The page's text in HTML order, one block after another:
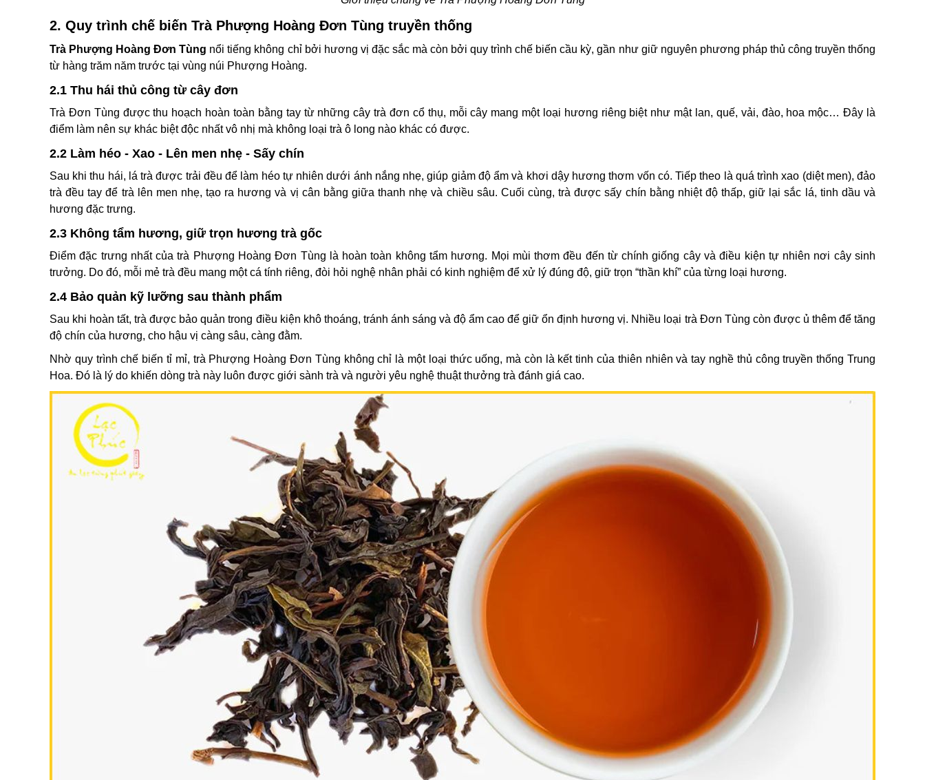
2. Quy trình chế biến Trà Phượng Hoàng Đơn Tùng truyền thống
Trà Phượng Hoàng Đơn Tùng nổi tiếng không chỉ bởi hương vị đặc sắc mà còn bởi quy trình chế biến cầu kỳ, gần như giữ nguyên phương pháp thủ công truyền thống
từ hàng trăm năm trước tại vùng núi Phượng Hoàng.
2.1 Thu hái thủ công từ cây đơn
Trà Đơn Tùng được thu hoạch hoàn toàn bằng tay từ những cây trà đơn cổ thụ, mỗi cây mang một loại hương riêng biệt như mật lan, quế, vải, đào, hoa mộc… Đây là
điểm làm nên sự khác biệt độc nhất vô nhị mà không loại trà ô long nào khác có được.
2.2 Làm héo - Xao - Lên men nhẹ - Sấy chín
Sau khi thu hái, lá trà được trải đều để làm héo tự nhiên dưới ánh nắng nhẹ, giúp giảm độ ẩm và khơi dậy hương thơm vốn có. Tiếp theo là quá trình xao (diệt men), đảo
trà đều tay để trà lên men nhẹ, tạo ra hương và vị cân bằng giữa thanh nhẹ và chiều sâu. Cuối cùng, trà được sấy chín bằng nhiệt độ thấp, giữ lại sắc lá, tinh dầu và
hương đặc trưng.
2.3 Không tẩm hương, giữ trọn hương trà gốc
Điểm đặc trưng nhất của trà Phượng Hoàng Đơn Tùng là hoàn toàn không tẩm hương. Mọi mùi thơm đều đến từ chính giống cây và điều kiện tự nhiên nơi cây sinh
trưởng. Do đó, mỗi mẻ trà đều mang một cá tính riêng, đòi hỏi nghệ nhân phải có kinh nghiệm để xử lý đúng độ, giữ trọn “thần khí” của từng loại hương.
2.4 Bảo quản kỹ lưỡng sau thành phẩm
Sau khi hoàn tất, trà được bảo quản trong điều kiện khô thoáng, tránh ánh sáng và độ ẩm cao để giữ ổn định hương vị. Nhiều loại trà Đơn Tùng còn được ủ thêm để tăng
độ chín của hương, cho hậu vị càng sâu, càng đằm.
Nhờ quy trình chế biến tỉ mỉ, trà Phượng Hoàng Đơn Tùng không chỉ là một loại thức uống, mà còn là kết tinh của thiên nhiên và tay nghề thủ công truyền thống Trung
Hoa. Đó là lý do khiến dòng trà này luôn được giới sành trà và người yêu nghệ thuật thưởng trà đánh giá cao.